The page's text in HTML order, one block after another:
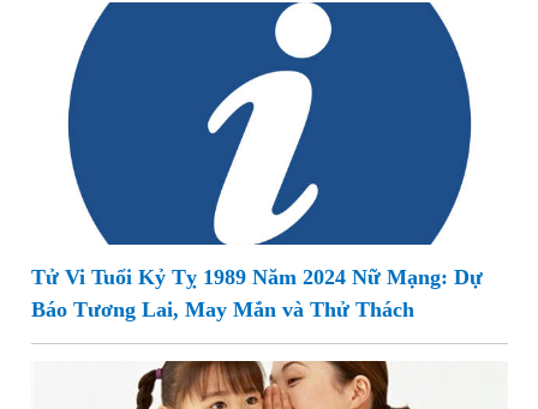
Tử Vi Tuổi Kỷ Tỵ 1989 Năm 2024 Nữ Mạng: Dự
Báo Tương Lai, May Mắn và Thử Thách